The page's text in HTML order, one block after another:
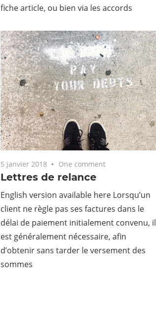
fiche article, ou bien via les accords
5 janvier 2018 One comment
Lettres de relance
English version available here Lorsqu’un
client ne règle pas ses factures dans le
délai de paiement initialement convenu, il
est généralement nécessaire, afin
d’obtenir sans tarder le versement des
sommes